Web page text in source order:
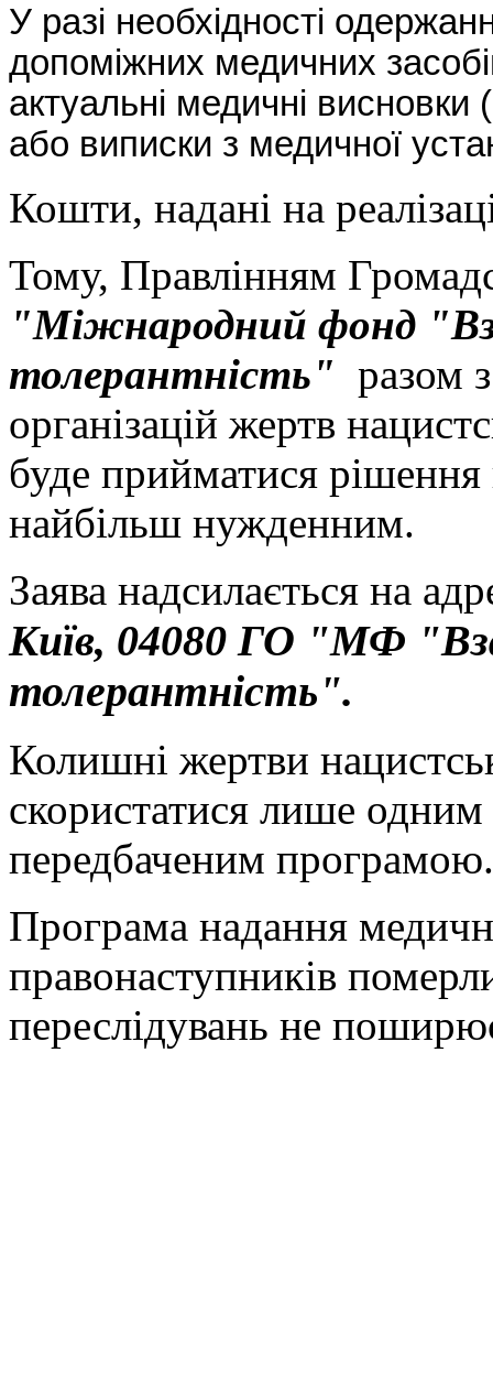
У разі необхідності
допоміжних медичних
актуальні медичні висновки
або виписки з медичної
Кошти, надані на
Тому, Правлінням
"Міжнародний фонд
толерантність" разом
організацій жертв
буде прийматися
найбільш нужденним.
Заява надсилається на
Київ, 04080 ГО "МФ
толерантність".
Колишні жертви
скористатися лише
передбаченим програмою.
Програма надання
правонаступників
переслідувань не